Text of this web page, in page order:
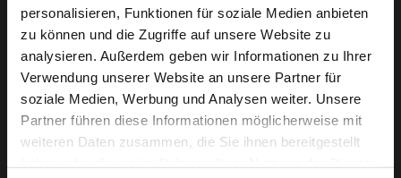
personalisieren, Funktionen für soziale Medien anbieten
zu können und die Zugriffe auf unsere Website zu
analysieren. Außerdem geben wir Informationen zu Ihrer
Verwendung unserer Website an unsere Partner für
soziale Medien, Werbung und Analysen weiter. Unsere
Partner führen diese Informationen möglicherweise mit
weiteren Daten zusammen, die Sie ihnen bereitgestellt
Für Geschäftskunden
Audi Business
BMW Geschäftskunden
Volkswagen Professional Class
Autowelt Schmidt